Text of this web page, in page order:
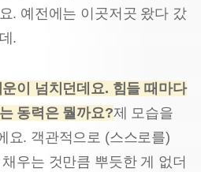
. 예전에는 이곳저곳 왔다 갔
.
이 넘치던데요. 힘들 때마다
동력은 뭘까요?제 모습을
요. 객관적으로 (스스로를)
우는 것만큼 뿌듯한 게 없더